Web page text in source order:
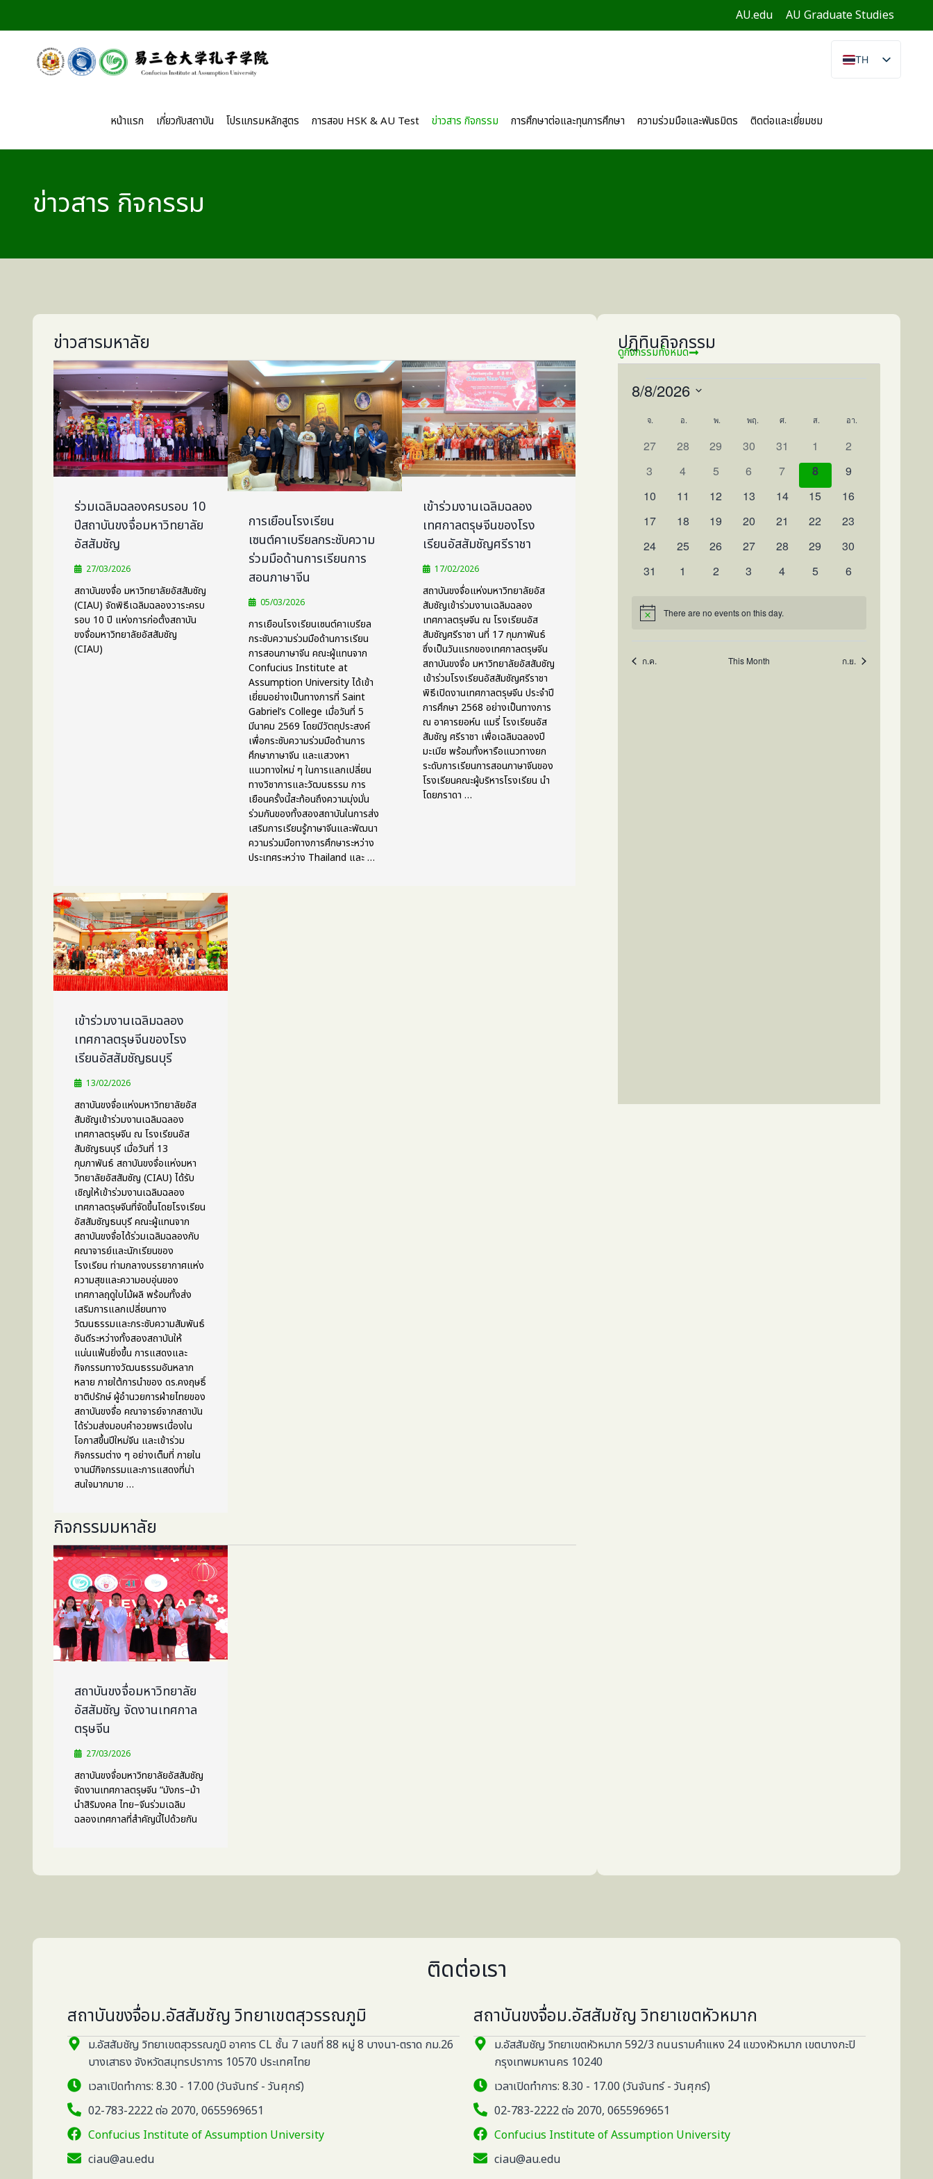
AU.edu AU Graduate Studies
TH
EN
หน้าแรก เกี่ยวกับสถาบัน โปรแกรมหลักสูตร การสอบ HSK & AU Test ข่าวสาร กิจกรรม การศึกษาต่อและทุนการศึกษา ความร่วมมือและพันธมิตร ติดต่อและเยี่ยมชม
ข่าวสาร กิจกรรม
ข่าวสารมหาลัย
ร่วมเฉลิมฉลองครบรอบ 10
ปีสถาบันขงจื่อมหาวิทยาลัย
อัสสัมชัญ
27/03/2026
สถาบันขงจื่อ มหาวิทยาลัยอัสสัมชัญ
(CIAU) จัดพิธีเฉลิมฉลองวาระครบ
รอบ 10 ปี แห่งการก่อตั้งสถาบัน
ขงจื่อมหาวิทยาลัยอัสสัมชัญ
(CIAU)
การเยือนโรงเรียน
เซนต์คาเบรียลกระชับความ
ร่วมมือด้านการเรียนการ
สอนภาษาจีน
05/03/2026
การเยือนโรงเรียนเซนต์คาเบรียล
กระชับความร่วมมือด้านการเรียน
การสอนภาษาจีน คณะผู้แทนจาก
Confucius Institute at
Assumption University ได้เข้า
เยี่ยมอย่างเป็นทางการที่ Saint
Gabriel’s College เมื่อวันที่ 5
มีนาคม 2569 โดยมีวัตถุประสงค์
เพื่อกระชับความร่วมมือด้านการ
ศึกษาภาษาจีน และแสวงหา
แนวทางใหม่ ๆ ในการแลกเปลี่ยน
ทางวิชาการและวัฒนธรรม การ
เยือนครั้งนี้สะท้อนถึงความมุ่งมั่น
ร่วมกันของทั้งสองสถาบันในการส่ง
เสริมการเรียนรู้ภาษาจีนและพัฒนา
ความร่วมมือทางการศึกษาระหว่าง
ประเทศระหว่าง Thailand และ …
เข้าร่วมงานเฉลิมฉลอง
เทศกาลตรุษจีนของโรง
เรียนอัสสัมชัญศรีราชา
17/02/2026
สถาบันขงจื่อแห่งมหาวิทยาลัยอัส
สัมชัญเข้าร่วมงานเฉลิมฉลอง
เทศกาลตรุษจีน ณ โรงเรียนอัส
สัมชัญศรีราชา นที่ 17 กุมภาพันธ์
ซึ่งเป็นวันแรกของเทศกาลตรุษจีน
สถาบันขงจื่อ มหาวิทยาลัยอัสสัมชัญ
เข้าร่วมโรงเรียนอัสสัมชัญศรีราชา
พิธีเปิดงานเทศกาลตรุษจีน ประจำปี
การศึกษา 2568 อย่างเป็นทางการ
ณ อาคารยอห์น แมรี่ โรงเรียนอัส
สัมชัญ ศรีราชา เพื่อเฉลิมฉลองปี
มะเมีย พร้อมทั้งหารือแนวทางยก
ระดับการเรียนการสอนภาษาจีนของ
โรงเรียนคณะผู้บริหารโรงเรียน นำ
โดยภราดา …
เข้าร่วมงานเฉลิมฉลอง
เทศกาลตรุษจีนของโรง
เรียนอัสสัมชัญธนบุรี
13/02/2026
สถาบันขงจื่อแห่งมหาวิทยาลัยอัส
สัมชัญเข้าร่วมงานเฉลิมฉลอง
เทศกาลตรุษจีน ณ โรงเรียนอัส
สัมชัญธนบุรี เมื่อวันที่ 13
กุมภาพันธ์ สถาบันขงจื่อแห่งมหา
วิทยาลัยอัสสัมชัญ (CIAU) ได้รับ
เชิญให้เข้าร่วมงานเฉลิมฉลอง
เทศกาลตรุษจีนที่จัดขึ้นโดยโรงเรียน
อัสสัมชัญธนบุรี คณะผู้แทนจาก
สถาบันขงจื่อได้ร่วมเฉลิมฉลองกับ
คณาจารย์และนักเรียนของ
โรงเรียน ท่ามกลางบรรยากาศแห่ง
ความสุขและความอบอุ่นของ
เทศกาลฤดูใบไม้ผลิ พร้อมทั้งส่ง
เสริมการแลกเปลี่ยนทาง
วัฒนธรรมและกระชับความสัมพันธ์
อันดีระหว่างทั้งสองสถาบันให้
แน่นแฟ้นยิ่งขึ้น การแสดงและ
กิจกรรมทางวัฒนธรรมอันหลาก
หลาย ภายใต้การนำของ ดร.คงฤษธิ์
ชาติปรักษ์ ผู้อำนวยการฝ่ายไทยของ
สถาบันขงจื่อ คณาจารย์จากสถาบัน
ได้ร่วมส่งมอบคำอวยพรเนื่องใน
โอกาสขึ้นปีใหม่จีน และเข้าร่วม
กิจกรรมต่าง ๆ อย่างเต็มที่ ภายใน
งานมีกิจกรรมและการแสดงที่น่า
สนใจมากมาย …
กิจกรรมมหาลัย
สถาบันขงจื่อมหาวิทยาลัย
อัสสัมชัญ จัดงานเทศกาล
ตรุษจีน
27/03/2026
สถาบันขงจื่อมหาวิทยาลัยอัสสัมชัญ
จัดงานเทศกาลตรุษจีน “มังกร–ม้า
นำสิริมงคล ไทย–จีนร่วมเฉลิม
ฉลองเทศกาลที่สำคัญนี้ไปด้วยกัน
ปฏิทินกิจกรรม
ดูกิจกรรมทั้งหมด
ติดต่อเรา
สถาบันขงจื่อม.อัสสัมชัญ วิทยาเขตสุวรรณภูมิ
ม.อัสสัมชัญ วิทยาเขตสุวรรณภูมิ อาคาร CL ชั้น 7 เลขที่ 88 หมู่ 8 บางนา-ตราด กม.26
บางเสาธง จังหวัดสมุทรปราการ 10570 ประเทศไทย
เวลาเปิดทำการ: 8.30 - 17.00 (วันจันทร์ - วันศุกร์)
02-783-2222 ต่อ 2070, 0655969651
Confucius Institute of Assumption University
ciau@au.edu
สถาบันขงจื่อม.อัสสัมชัญ วิทยาเขตหัวหมาก
ม.อัสสัมชัญ วิทยาเขตหัวหมาก 592/3 ถนนรามคำแหง 24 แขวงหัวหมาก เขตบางกะปิ
กรุงเทพมหานคร 10240
เวลาเปิดทำการ: 8.30 - 17.00 (วันจันทร์ - วันศุกร์)
02-783-2222 ต่อ 2070, 0655969651
Confucius Institute of Assumption University
ciau@au.edu